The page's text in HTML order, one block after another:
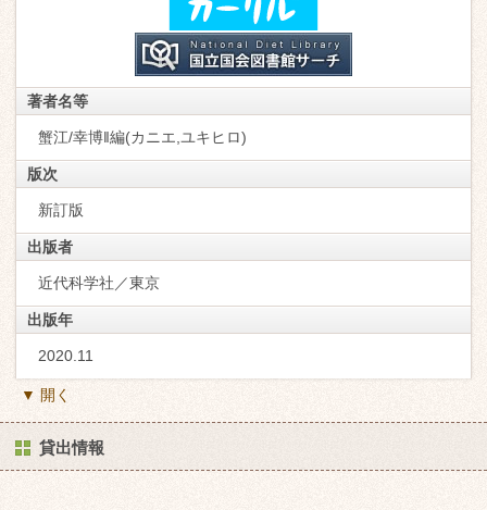
著者名等
蟹江/幸博‖編(カニエ,ユキヒロ)
版次
新訂版
出版者
近代科学社／東京
出版年
2020.11
▼ 開く
貸出情報